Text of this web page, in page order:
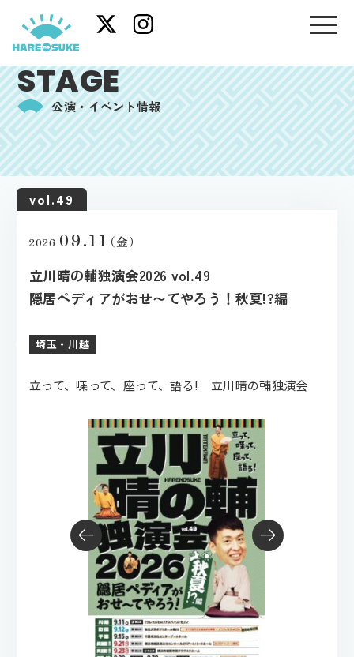
STAGE
公演・イベント情報
vol.49
2026 09.11（金）
立川晴の輔独演会2026 vol.49
隠居ペディアがおせ〜てやろう！秋夏!?編
埼玉・川越
立って、喋って、座って、語る! 立川晴の輔独演会